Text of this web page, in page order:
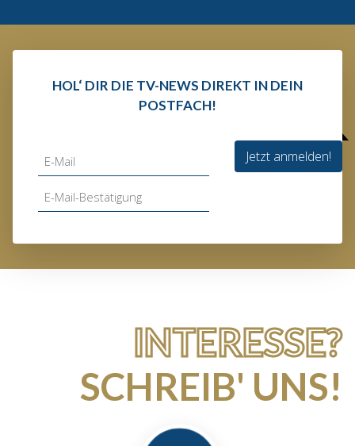
HOL‘ DIR DIE TV-NEWS DIREKT IN DEIN
POSTFACH!
Jetzt anmelden!
INTERESSE?
SCHREIB' UNS!